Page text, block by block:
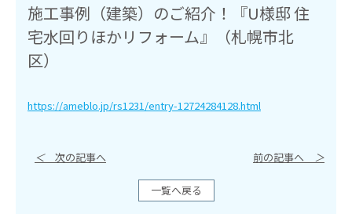
施工事例（建築）のご紹介！『U様邸 住
宅水回りほかリフォーム』（札幌市北
区）
https://ameblo.jp/rs1231/entry-12724284128.html
＜次の記事へ 前の記事へ ＞
一覧へ戻る